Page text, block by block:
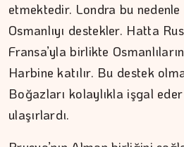
etmektedir. Londra bu nedenle
Osmanlıyı destekler. Hatta
Fransa’yla birlikte
Harbine katılır. Bu destek
Boğazları kolaylıkla işgal
ulaşırlardı.
ŞAFAK GÜVEN
Ahlat'tan Nemrut Krateri'ne